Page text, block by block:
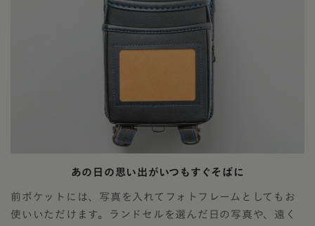
あの日の思い出がいつもすぐそばに
前ポケットには、写真を入れてフォトフレームとしてもお
使いいただけます。ランドセルを選んだ日の写真や、遠く